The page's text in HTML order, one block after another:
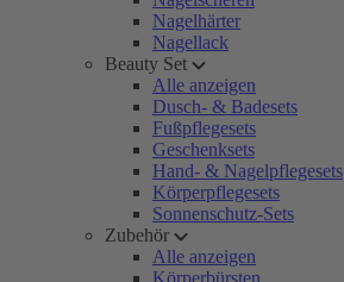
Nagelhärter
Nagellack
Beauty Set
Alle anzeigen
Dusch- & Badesets
Fußpflegesets
Geschenksets
Hand- & Nagelpflegesets
Körperpflegesets
Sonnenschutz-Sets
Zubehör
Alle anzeigen
Körperbürsten